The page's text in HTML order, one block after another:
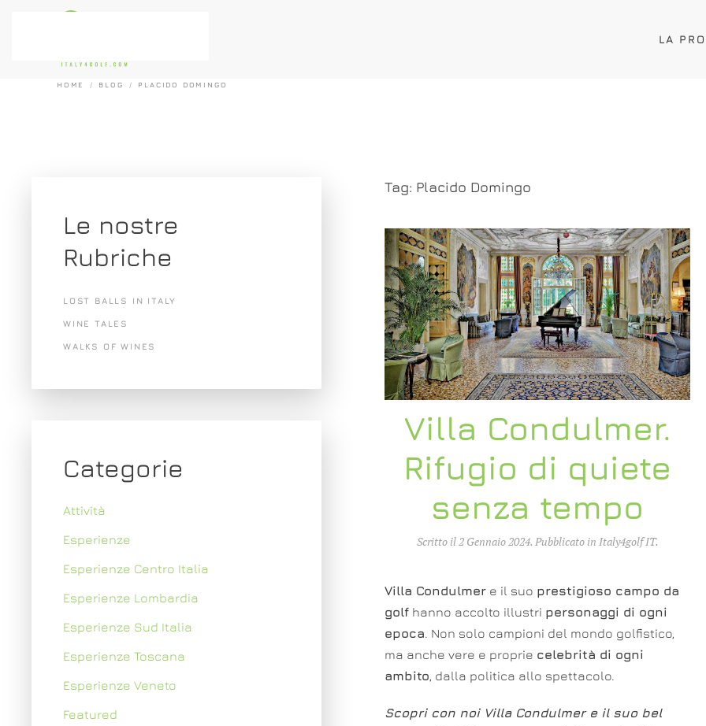
LA
HOME BLOG PLACIDO DOMINGO
Tag: Placido Domingo
Villa Condulmer.
Rifugio di quiete
senza tempo
Scritto il2 Gennaio 2024. Pubblicato in Italy4golf IT.
Villa Condulmer e il suo prestigioso campo da
golf hanno accolto illustri personaggi di ogni
epoca. Non solo campioni del mondo golfistico,
ma anche vere e proprie celebrità di ogni
ambito, dalla politica allo spettacolo.
Scopri con noi Villa Condulmer e il suo bel
Le nostre
Rubriche
LOST BALLS IN ITALY
WINE TALES
WALKS OF WINES
Categorie
Attività
Esperienze
Esperienze Centro Italia
Esperienze Lombardia
Esperienze Sud Italia
Esperienze Toscana
Esperienze Veneto
Featured